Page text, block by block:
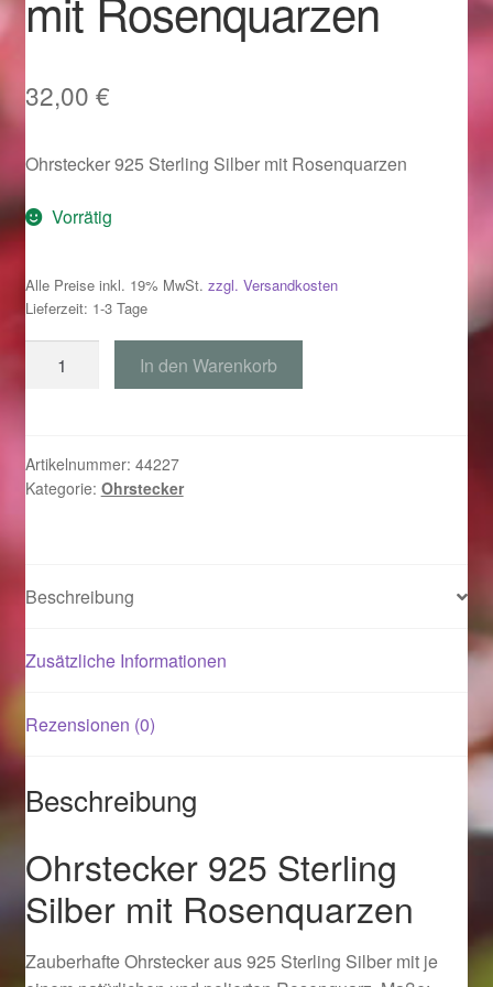
Im Gedenken an
Karneval 2019 – Schmuck zu Fasching & Co.
Kasse
Liefer- und Versandkosten
Magisches und Festliches zu Halloween
Magisches und Festliches zu Halloween 2022
Mein Konto
Logout
Ostergeschenke finden für Ostern 2017
Ostergeschenke finden für Ostern 2018
32,00 €
Ohrstecker 925 Sterling Silber mit Rosenquarzen
Vorrätig
Alle Preise inkl. 19% MwSt. zzgl. Versandkosten
Lieferzeit: 1-3 Tage
Rosenquarzen
Menge
In den Warenkorb
Artikelnummer: 44227
Kategorie: Ohrstecker
Beschreibung
Zusätzliche Informationen
Rezensionen (0)
Beschreibung
Ohrstecker 925 Sterling
Silber mit Rosenquarzen
Zauberhafte Ohrstecker aus 925 Sterling Silber mit je